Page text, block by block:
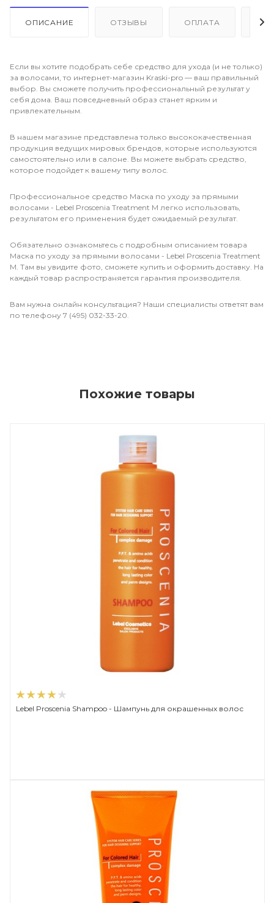
ОПИСАНИЕ ОТЗЫВЫ ОПЛАТА
Если вы хотите подобрать себе средство для ухода (и не только)
за волосами, то интернет-магазин Kraski-pro — ваш правильный
выбор. Вы сможете получить профессиональный результат у
себя дома. Ваш повседневный образ станет ярким и
привлекательным.
В нашем магазине представлена только высококачественная
продукция ведущих мировых брендов, которые используются
самостоятельно или в салоне. Вы можете выбрать средство,
которое подойдет к вашему типу волос.
Профессиональное средство Маска по уходу за прямыми
волосами - Lebel Proscenia Treatment M легко использовать,
результатом его применения будет ожидаемый результат.
Обязательно ознакомьтесь с подробным описанием товара
Маска по уходу за прямыми волосами - Lebel Proscenia Treatment
M. Там вы увидите фото, сможете купить и оформить доставку. На
каждый товар распространяется гарантия производителя.
Вам нужна онлайн консультация? Наши специалисты ответят вам
по телефону 7 (495) 032-33-20.
Похожие товары
Lebel Proscenia Shampoo - Шампунь для окрашенных волос